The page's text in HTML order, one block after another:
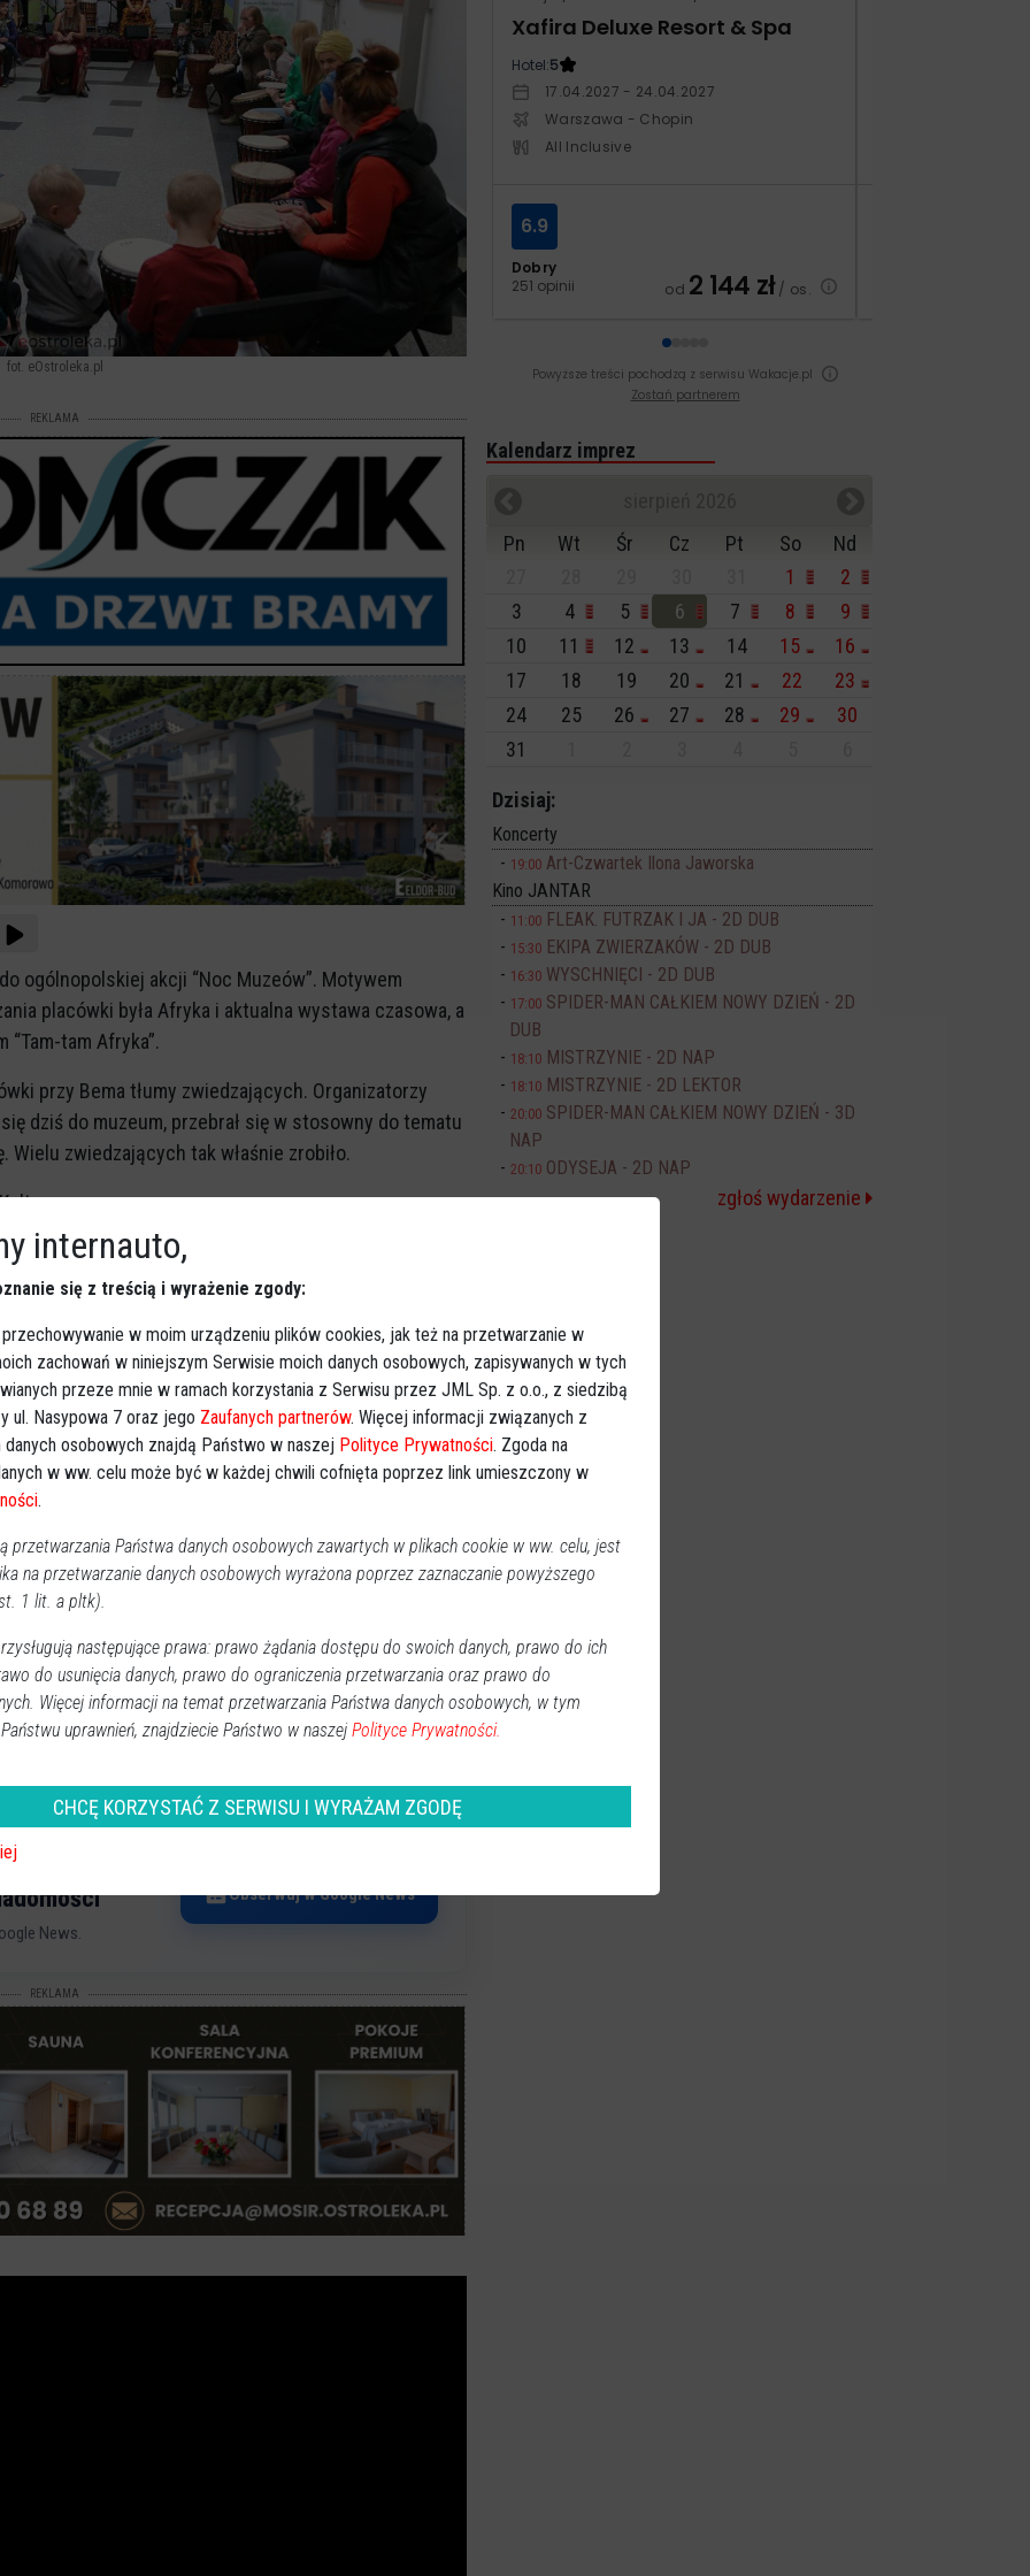
fot. eOstroleka.pl
REKLAMA
ogólnopolskiej akcji “Noc Muzeów”. Motywem
placówki była Afryka i aktualna wystawa czasowa, a
“Tam-tam Afryka”.
przy Bema tłumy zwiedzających. Organizatorzy
dziś do muzeum, przebrał się w stosowny do tematu
zwiedzających tak właśnie zrobiło.
i tańca afrykańskiego. W ramach nocy muzeów
W kolejnych salach można było samodzielnie
Dogonów, biżuterię czy obrazy w stylu Tingatinga.
atrakcji, mogli złapać chwilę oddechu i
KULI” oferującym egzotyczne smaki tubylców z ZSZ nr
w ramach projektu „Czy mnie słychać?”, na które
dzieci, rodzin i dorosłych. Organizatorem projektu
na palcu Bema, przed Muzeum).
pieniężna na pomoc dla Ukrainy dotkniętej
News.
Obserwuj w Google News
REKLAMA
Xafira Deluxe Resort & Spa
Hotel:5
17.04.2027 - 24.04.2027
Warszawa - Chopin
All Inclusive
Dobry
251 opinii
6.9
od 2 144 zł/ os.
Powyższe treści pochodzą z serwisu Wakacje.pl
Zostań partnerem
Kalendarz imprez
Pn
Wt Śr Cz Pt So
Nd
1
2
3
4 5 6 7 8
9
10
11 12 13 14 15
16
17
18 19 20 21 22
23
24
25 26 27 28 29
30
31
Dzisiaj:
Koncerty
19:00 Art-Czwartek Ilona Jaworska
Kino JANTAR
11:00 FLEAK. FUTRZAK I JA - 2D DUB
15:30 EKIPA ZWIERZAKÓW - 2D DUB
16:30 WYSCHNIĘCI - 2D DUB
17:00 SPIDER-MAN CAŁKIEM NOWY DZIEŃ - 2D
DUB
18:10 MISTRZYNIE - 2D NAP
18:10 MISTRZYNIE - 2D LEKTOR
20:00 SPIDER-MAN CAŁKIEM NOWY DZIEŃ - 3D
NAP
20:10 ODYSEJA - 2D NAP
zgłoś wydarzenie
internauto,
się z treścią i wyrażenie zgody:
w moim urządzeniu plików cookies, jak też na przetwarzanie w
zachowań w niniejszym Serwisie moich danych osobowych, zapisywanych w tych
przeze mnie w ramach korzystania z Serwisu przez JML Sp. z o.o., z siedzibą
ul. Nasypowa 7 oraz jego Zaufanych partnerów. Więcej informacji związanych z
osobowych znajdą Państwo w naszej Polityce Prywatności. Zgoda na
w ww. celu może być w każdej chwili cofnięta poprzez link umieszczony w
.
przetwarzania Państwa danych osobowych zawartych w plikach cookie w ww. celu, jest
na przetwarzanie danych osobowych wyrażona poprzez zaznaczanie powyższego
1 lit. a pltk).
następujące prawa: prawo żądania dostępu do swoich danych, prawo do ich
do usunięcia danych, prawo do ograniczenia przetwarzania oraz prawo do
Więcej informacji na temat przetwarzania Państwa danych osobowych, w tym
uprawnień, znajdziecie Państwo w naszej Polityce Prywatności.
CHCĘ KORZYSTAĆ Z SERWISU I WYRAŻAM ZGODĘ